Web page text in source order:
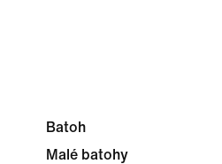
Batoh
Malé batohy